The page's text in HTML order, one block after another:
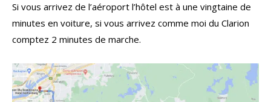
Si vous arrivez de l’aéroport l’hôtel est à une vingtaine de
minutes en voiture, si vous arrivez comme moi du Clarion
comptez 2 minutes de marche.